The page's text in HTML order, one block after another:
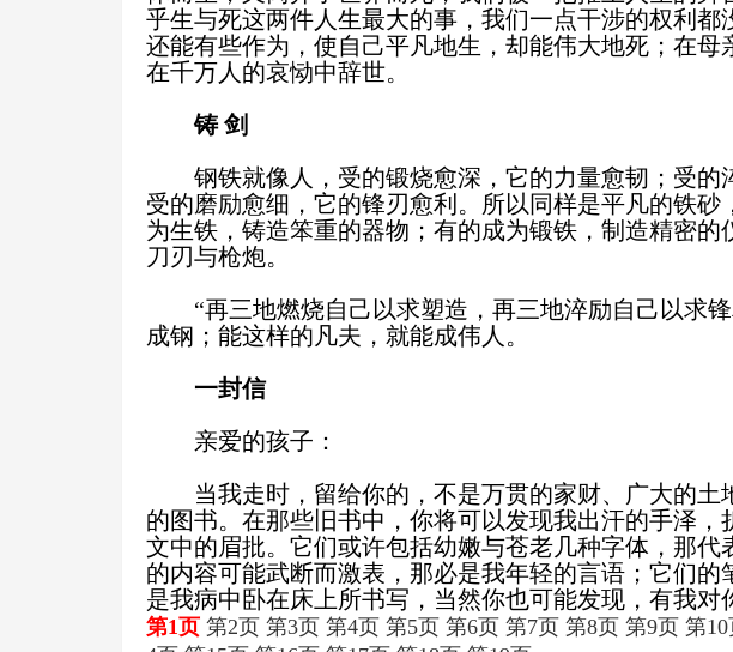
乎生与死这两件人生最大的事，我们一点干涉的权利都
还能有些作为，使自己平凡地生，却能伟大地死；在母
在千万人的哀恸中辞世。
铸 剑
钢铁就像人，受的锻烧愈深，它的力量愈韧；受的
受的磨励愈细，它的锋刃愈利。所以同样是平凡的铁砂
为生铁，铸造笨重的器物；有的成为锻铁，制造精密的
刀刃与枪炮。
“再三地燃烧自己以求塑造，再三地淬励自己以求
成钢；能这样的凡夫，就能成伟人。
一封信
亲爱的孩子：
当我走时，留给你的，不是万贯的家财、广大的土
的图书。在那些旧书中，你将可以发现我出汗的手泽，
文中的眉批。它们或许包括幼嫩与苍老几种字体，那代
的内容可能武断而激表，那必是我年轻的言语；它们的
是我病中卧在床上所书写，当然你也可能发现，有我对
第1页 第2页 第3页 第4页 第5页 第6页 第7页 第8页 第9页 第10